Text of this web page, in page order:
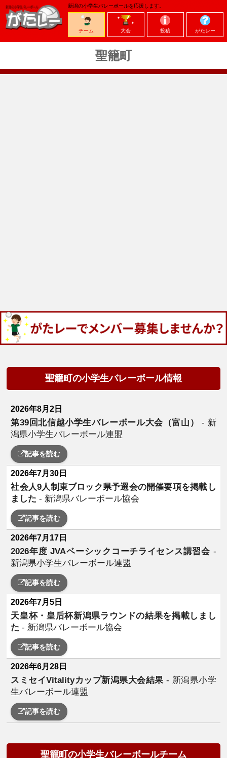
新潟の小学生バレーボールを応援します。
チーム 大会 投稿 がたレー
聖籠町
聖籠町の小学生バレーボール情報
2026年8月2日
第39回北信越小学生バレーボール大会（富山） - 新
潟県小学生バレーボール連盟
記事を読む
2026年7月30日
社会人9人制東ブロック県予選会の開催要項を掲載し
ました- 新潟県バレーボール協会
記事を読む
2026年7月17日
2026年度 JVAベーシックコーチライセンス講習会 -
新潟県小学生バレーボール連盟
記事を読む
2026年7月5日
天皇杯・皇后杯新潟県ラウンドの結果を掲載しまし
た- 新潟県バレーボール協会
記事を読む
2026年6月28日
スミセイVitalityカップ新潟県大会結果- 新潟県小学
生バレーボール連盟
記事を読む
聖籠町の小学生バレーボールチーム